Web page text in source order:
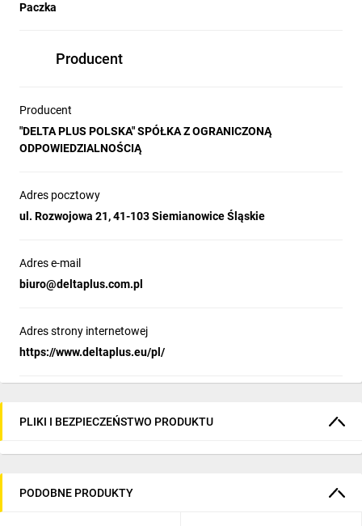
Paczka
Producent
Producent
"DELTA PLUS POLSKA" SPÓŁKA Z OGRANICZONĄ
ODPOWIEDZIALNOŚCIĄ
Adres pocztowy
ul. Rozwojowa 21, 41-103 Siemianowice Śląskie
Adres e-mail
biuro@deltaplus.com.pl
Adres strony internetowej
https://www.deltaplus.eu/pl/
PLIKI I BEZPIECZEŃSTWO PRODUKTU
PODOBNE PRODUKTY